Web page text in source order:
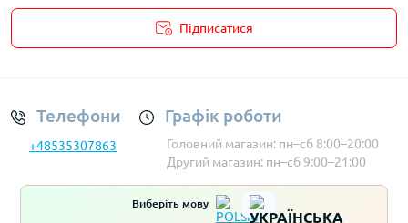
Підписатися
Телефони
+48535307863
Графік роботи
Головний магазин: пн–сб 8:00–20:00
Другий магазин: пн–сб 9:00–21:00
Виберіть мову